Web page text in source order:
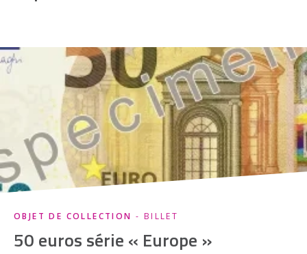
OBJET DE COLLECTION - BILLET
50 euros série « Europe »